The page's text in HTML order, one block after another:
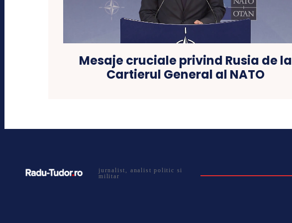
Mesaje cruciale privind Rusia de la
Cartierul General al NATO
jurnalist, analist politic si
militar